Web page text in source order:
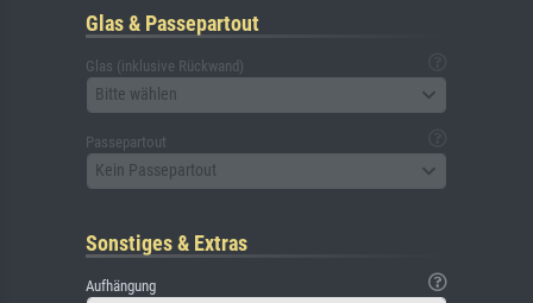
Glas & Passepartout
Glas (inklusive Rückwand)
Bitte wählen
Passepartout
Kein Passepartout
Sonstiges & Extras
Aufhängung